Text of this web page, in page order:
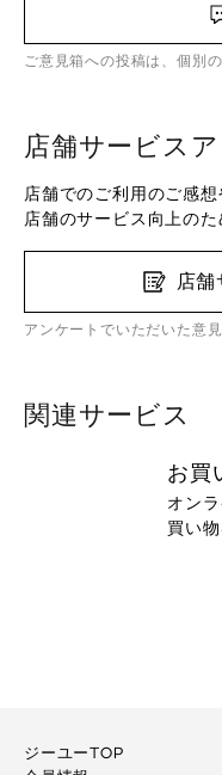
ご意見箱への投稿は、個別
店舗サービス
店舗でのご利用のご感想
店舗のサービス向上のた
店舗
アンケートでいただいた意
関連サービス
お買
オン
買い
ジーユーTOP